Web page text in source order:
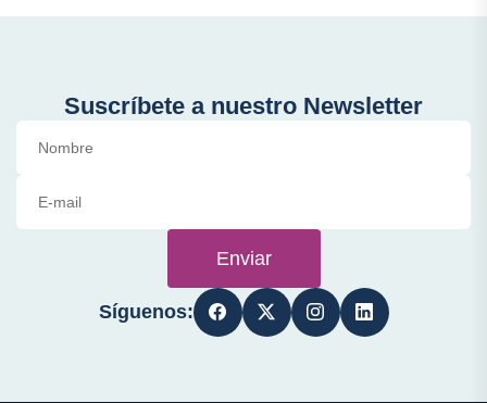
Suscríbete a nuestro Newsletter
Enviar
Síguenos: